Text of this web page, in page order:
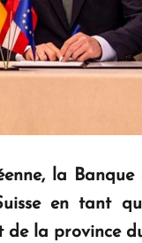
la
en tant
de la province